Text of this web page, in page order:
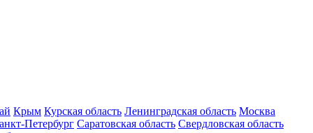
Крым Курская область Ленинградская область Москва
Петербург Саратовская область Свердловская область